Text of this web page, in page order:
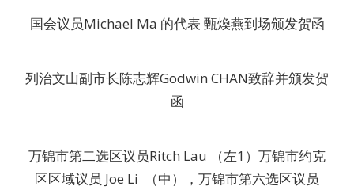
国会议员Michael Ma 的代表 甄煥燕到场颁发贺函
列治文山副市长陈志辉Godwin CHAN致辞并颁发贺
函
万锦市第二选区议员Ritch Lau （左1）万锦市约克
区区域议员 Joe Li （中），万锦市第六选区议员